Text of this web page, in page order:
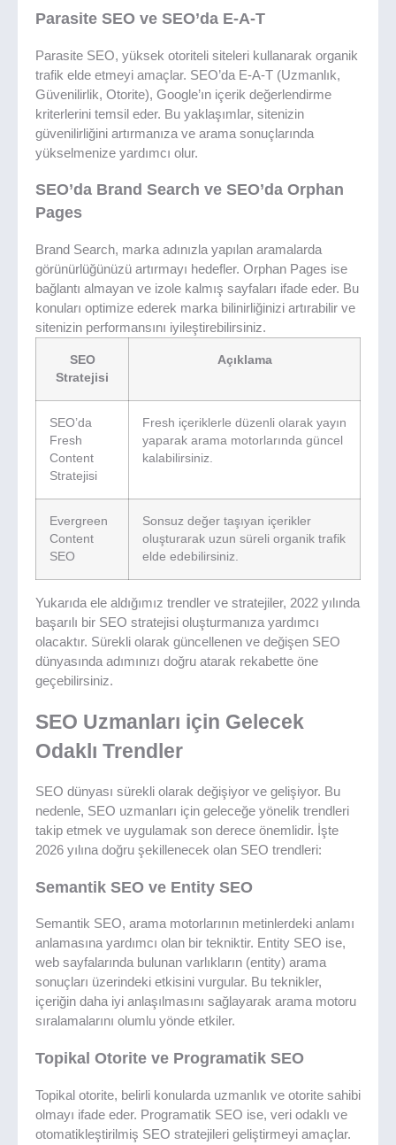
Parasite SEO ve SEO’da E-A-T
Parasite SEO, yüksek otoriteli siteleri kullanarak organik
trafik elde etmeyi amaçlar. SEO’da E-A-T (Uzmanlık,
Güvenilirlik, Otorite), Google’ın içerik değerlendirme
kriterlerini temsil eder. Bu yaklaşımlar, sitenizin
güvenilirliğini artırmanıza ve arama sonuçlarında
yükselmenize yardımcı olur.
SEO’da Brand Search ve SEO’da Orphan
Pages
Brand Search, marka adınızla yapılan aramalarda
görünürlüğünüzü artırmayı hedefler. Orphan Pages ise
bağlantı almayan ve izole kalmış sayfaları ifade eder. Bu
konuları optimize ederek marka bilinirliğinizi artırabilir ve
sitenizin performansını iyileştirebilirsiniz.
SEO
Stratejisi
Açıklama
SEO’da
Fresh
Content
Stratejisi
Fresh içeriklerle düzenli olarak yayın
yaparak arama motorlarında güncel
kalabilirsiniz.
Evergreen
Content
SEO
Sonsuz değer taşıyan içerikler
oluşturarak uzun süreli organik trafik
elde edebilirsiniz.
Yukarıda ele aldığımız trendler ve stratejiler, 2022 yılında
başarılı bir SEO stratejisi oluşturmanıza yardımcı
olacaktır. Sürekli olarak güncellenen ve değişen SEO
dünyasında adımınızı doğru atarak rekabette öne
geçebilirsiniz.
SEO Uzmanları için Gelecek
Odaklı Trendler
SEO dünyası sürekli olarak değişiyor ve gelişiyor. Bu
nedenle, SEO uzmanları için geleceğe yönelik trendleri
takip etmek ve uygulamak son derece önemlidir. İşte
2026 yılına doğru şekillenecek olan SEO trendleri:
Semantik SEO ve Entity SEO
Semantik SEO, arama motorlarının metinlerdeki anlamı
anlamasına yardımcı olan bir tekniktir. Entity SEO ise,
web sayfalarında bulunan varlıkların (entity) arama
sonuçları üzerindeki etkisini vurgular. Bu teknikler,
içeriğin daha iyi anlaşılmasını sağlayarak arama motoru
sıralamalarını olumlu yönde etkiler.
Topikal Otorite ve Programatik SEO
Topikal otorite, belirli konularda uzmanlık ve otorite sahibi
olmayı ifade eder. Programatik SEO ise, veri odaklı ve
otomatikleştirilmiş SEO stratejileri geliştirmeyi amaçlar.